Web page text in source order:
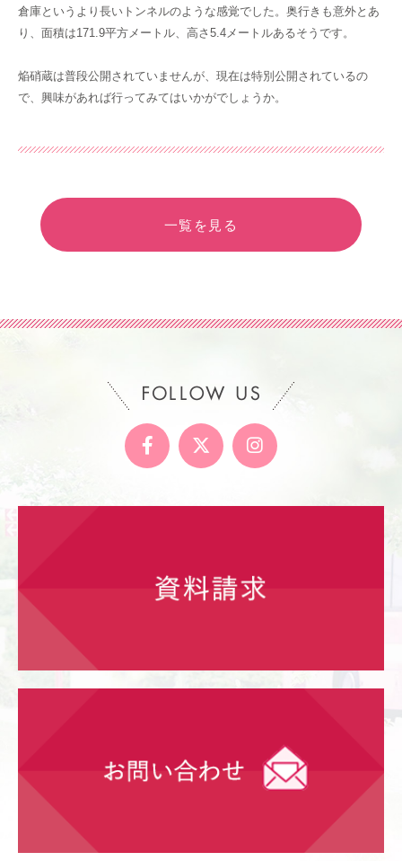
倉庫というより長いトンネルのような感覚でした。奥行きも意外とあ
り、面積は171.9平方メートル、高さ5.4メートルあるそうです。
焔硝蔵は普段公開されていませんが、現在は特別公開されているの
で、興味があれば行ってみてはいかがでしょうか。
一覧を見る